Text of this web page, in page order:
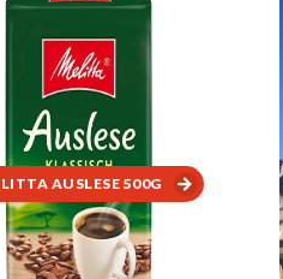
AUSLESE 500G